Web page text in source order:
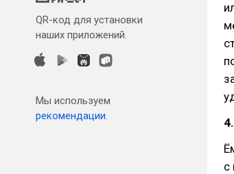
QR-код для установки
наших приложений.
Мы используем
рекомендации.
с